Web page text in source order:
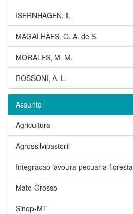
ISERNHAGEN, I.
MAGALHÃES, C. A. de S.
MORALES, M. M.
ROSSONI, A. L.
Assunto
Agricultura
Agrossilvipastoril
Integracao lavoura-pecuaria-floresta
Mato Grosso
Sinop-MT